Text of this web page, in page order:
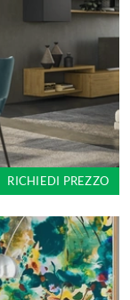
RICHIEDI PREZZO